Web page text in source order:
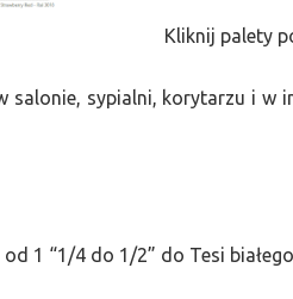
Kliknij palety
salonie, sypialni, korytarzu i
1 “1/4 do 1/2” do Tesi